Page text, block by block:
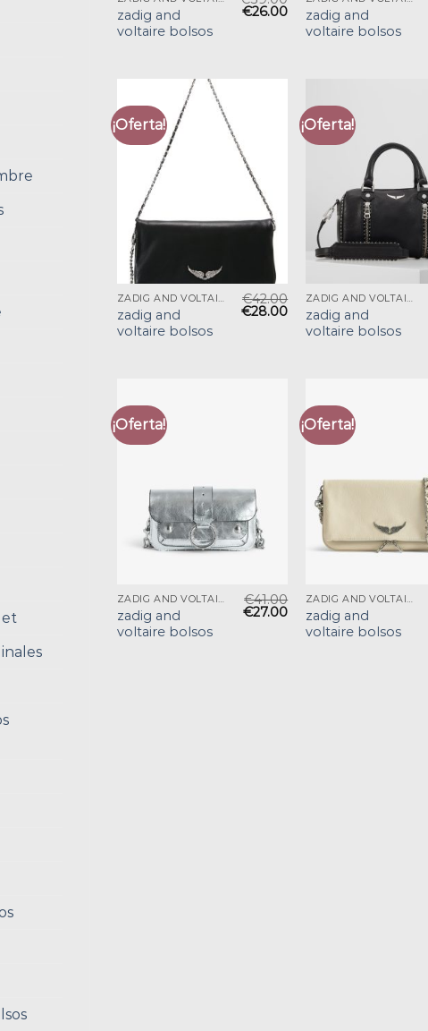
zadig and
voltaire bolsos
€26.00
zadig and
voltaire bolsos
¡Oferta!
ZADIG AND VOLTAIRE BOLSOS
zadig and
voltaire bolsos
€42.00
€28.00
¡Oferta!
ZADIG AND VOLTAIRE BOLSOS
zadig and
voltaire bolsos
¡Oferta!
ZADIG AND VOLTAIRE BOLSOS
zadig and
voltaire bolsos
€41.00
€27.00
¡Oferta!
ZADIG AND VOLTAIRE BOLSOS
zadig and
voltaire bolsos